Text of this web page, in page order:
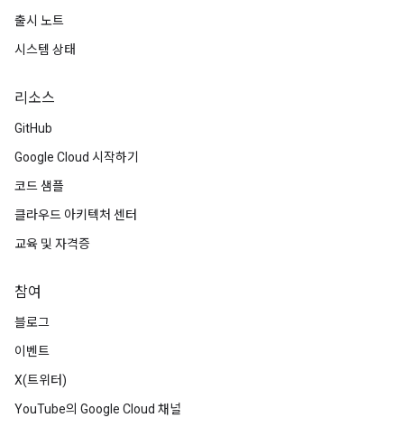
출시 노트
시스템 상태
리소스
GitHub
Google Cloud 시작하기
코드 샘플
클라우드 아키텍처 센터
교육 및 자격증
참여
블로그
이벤트
X(트위터)
YouTube의 Google Cloud 채널